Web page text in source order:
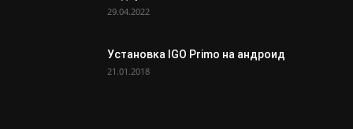
29.04.2022
Установка IGO Primo на андроид
21.01.2018